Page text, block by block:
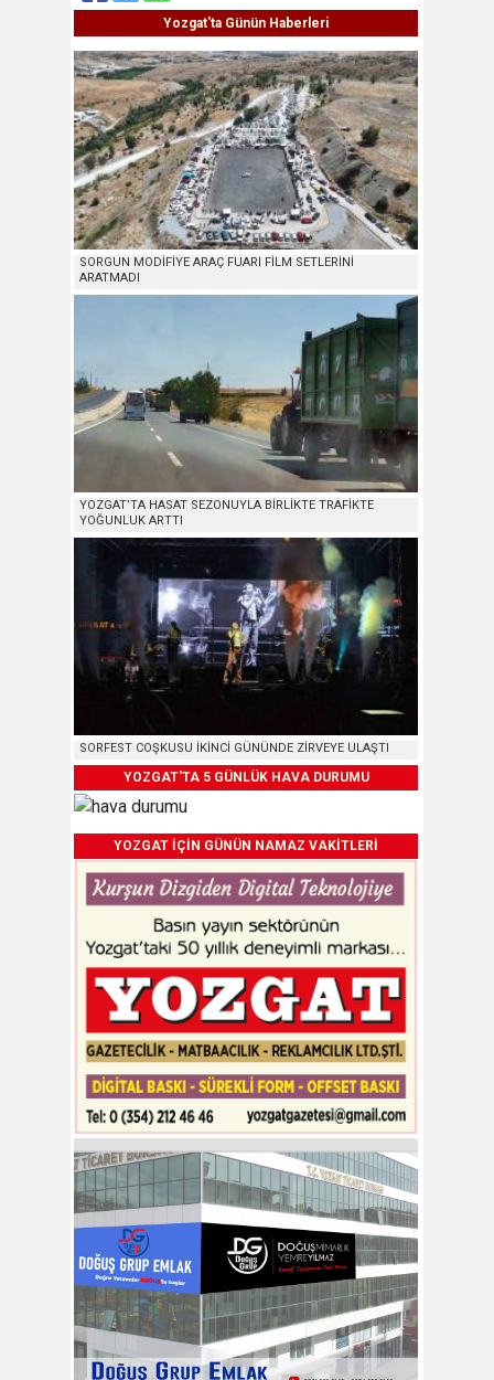
Yozgat'ta Günün Haberleri
SORGUN MODİFİYE ARAÇ FUARI FİLM SETLERİNİ
ARATMADI
YOZGAT’TA HASAT SEZONUYLA BİRLİKTE TRAFİKTE
YOĞUNLUK ARTTI
SORFEST COŞKUSU İKİNCİ GÜNÜNDE ZİRVEYE ULAŞTI
YOZGAT'TA 5 GÜNLÜK HAVA DURUMU
YOZGAT İÇİN GÜNÜN NAMAZ VAKİTLERİ